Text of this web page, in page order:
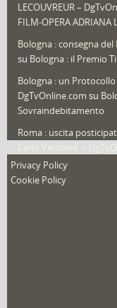
That's Bologna
Video (archivio) (262)
LECOUVREUR –
FILM-OPERA ADRIANA
Bologna : consegna
su Bologna : il Premio
Bologna : un
DgTvOnline.com su
Sovraindebitamento
Roma : uscita
nuovo film
Privacy Policy
Cookie Policy